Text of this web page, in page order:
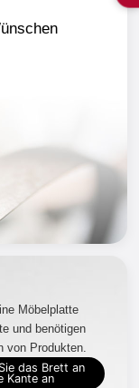
Möbelplatte
und benötigen
von Produkten.
das Brett an
Kante an